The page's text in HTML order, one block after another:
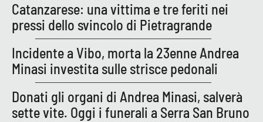
Cosenza
Lamezia Terme
PROGETTI
SPECIALI
Buona Sanità Calabria
Catanzarese: una vittima e tre feriti nei
pressi dello svincolo di Pietragrande
Incidente a Vibo, morta la 23enne Andrea
Minasi investita sulle strisce pedonali
Donati gli organi di Andrea Minasi, salverà
sette vite. Oggi i funerali a Serra San Bruno